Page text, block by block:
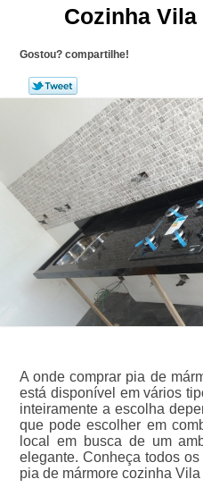
Cozinha
Gostou? compartilhe!
A onde comprar pia de
está disponível em vários
inteiramente a escolha
que pode escolher em
local em busca de um
elegante. Conheça todos
pia de mármore cozinha